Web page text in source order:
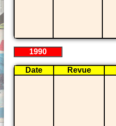
1990
Date Revue